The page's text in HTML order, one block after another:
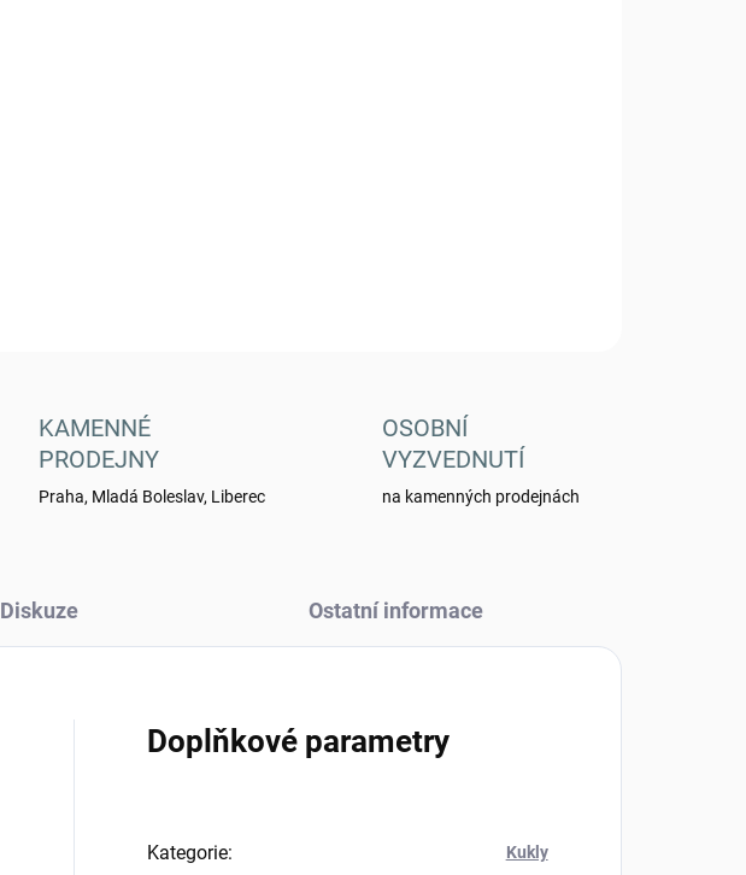
KAMENNÉ
PRODEJNY
Praha, Mladá Boleslav, Liberec
OSOBNÍ
VYZVEDNUTÍ
na kamenných prodejnách
Diskuze Ostatní informace
Doplňkové parametry
Kategorie: Kukly